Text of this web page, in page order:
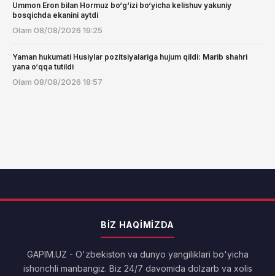
Ummon Eron bilan Hormuz bo‘g‘izi bo‘yicha kelishuv yakuniy
bosqichda ekanini aytdi
Olam 08/08/2026 19:25
Yaman hukumati Husiylar pozitsiyalariga hujum qildi: Marib shahri
yana o‘qqa tutildi
Olam 08/08/2026 18:57
BIZ HAQIMIZDA
GAPIM.UZ - O'zbekiston va dunyo yangiliklari bo'yicha
ishonchli manbangiz. Biz 24/7 davomida dolzarb va xolis